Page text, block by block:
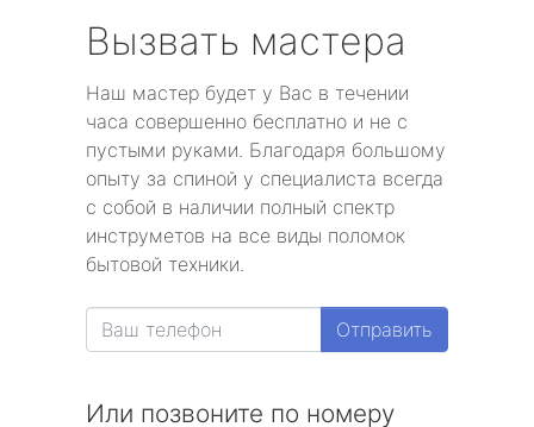
Вызвать мастера
Наш мастер будет у Вас в течении
часа совершенно бесплатно и не с
пустыми руками. Благодаря большому
опыту за спиной у специалиста всегда
с собой в наличии полный спектр
инструметов на все виды поломок
бытовой техники.
Отправить
Или позвоните по номеру